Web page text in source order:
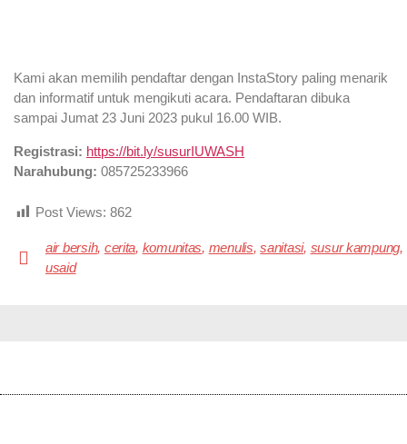
Kami akan memilih pendaftar dengan InstaStory paling menarik
dan informatif untuk mengikuti acara. Pendaftaran dibuka
sampai Jumat 23 Juni 2023 pukul 16.00 WIB.
Registrasi: https://bit.ly/susurIUWASH
Narahubung: 085725233966
Post Views: 862
air bersih, cerita, komunitas, menulis,sanitasi, susur kampung,
usaid